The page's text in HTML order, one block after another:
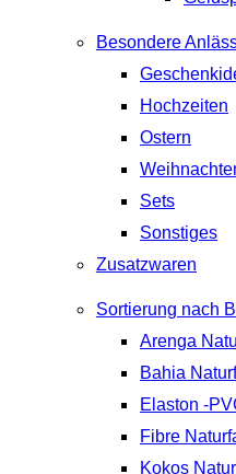
Besondere
Hochzeiten
Ostern
Sets
Sonstiges
Zusatzwaren
Sortierung nach
Arenga
Bahia
Elaston -
Fibre
Kokos